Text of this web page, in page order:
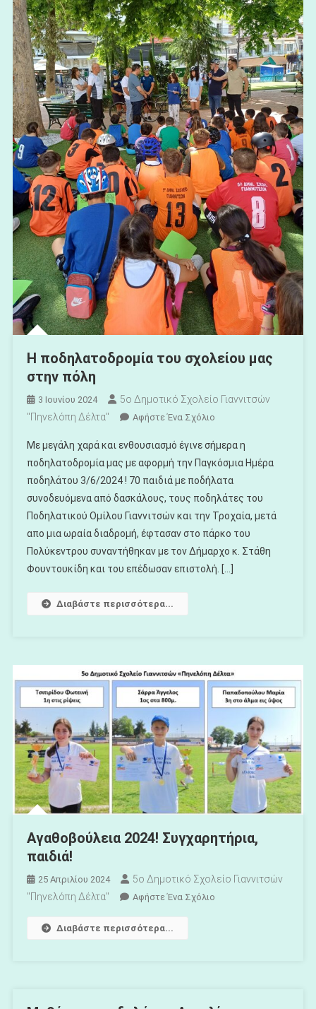
Η ποδηλατοδρομία του σχολείου μας
στην πόλη
3 Ιουνίου 2024
5ο Δημοτικό Σχολείο Γιαννιτσών
"Πηνελόπη Δέλτα"
Αφήστε Ένα ΣχόλιοΓια
Η
Ποδηλατοδρομία
Του
Σχολείου
Μας
Στην
Πόλη
Με μεγάλη χαρά και ενθουσιασμό έγινε σήμερα η
ποδηλατοδρομία μας με αφορμή την Παγκόσμια Ημέρα
ποδηλάτου 3/6/2024 ! 70 παιδιά με ποδήλατα
συνοδευόμενα από δασκάλους, τους ποδηλάτες του
Ποδηλατικού Ομίλου Γιαννιτσών και την Τροχαία, μετά
απο μια ωραία διαδρομή, έφτασαν στο πάρκο του
Πολύκεντρου συναντήθηκαν με τον Δήμαρχο κ. Στάθη
Φουντουκίδη και του επέδωσαν επιστολή. […]
Διαβάστε περισσότερα...
Αγαθοβούλεια 2024! Συγχαρητήρια,
παιδιά!
25 Απριλίου 2024
5ο Δημοτικό Σχολείο Γιαννιτσών
"Πηνελόπη Δέλτα"
Αφήστε Ένα ΣχόλιοΓια
Διαβάστε περισσότερα...